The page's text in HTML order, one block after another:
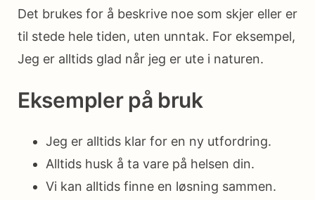
Det brukes for å beskrive noe som skjer eller er
til stede hele tiden, uten unntak. For eksempel,
Jeg er alltids glad når jeg er ute i naturen.
Eksempler på bruk
Jeg er alltids klar for en ny utfordring.
Alltids husk å ta vare på helsen din.
Vi kan alltids finne en løsning sammen.